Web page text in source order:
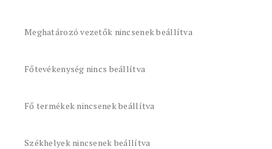
Meghatározó vezetők nincsenek beállítva
Főtevékenység nincs beállítva
Fő termékek nincsenek beállítva
Székhelyek nincsenek beállítva